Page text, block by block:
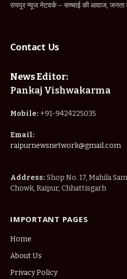
रायपुर न्यूज नेटवर्क – सच्चाई की आवाज, जनता
Contact Us
News Editor:
Pankaj Vishwakarma
Mobile: +91-9424225035
Email:
raipurnewsnetwork@gmail.com
Address: Shop No. 17, Mahila
Chowk, Raipur, Chhattisgarh
IMPORTANT PAGES
Home
About Us
Privacy Policy